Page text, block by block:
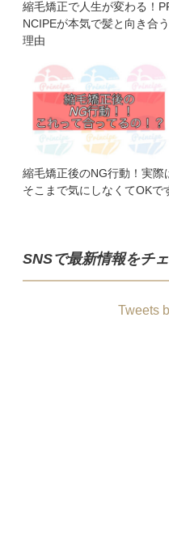
縮毛矯正で人生が変わる！
NCIPEが本気で髪と向き合う
理由
縮毛矯正後のNG行動！実際
そこまで気にしなくてOKで
SNSで最新情報をチ
Tweets